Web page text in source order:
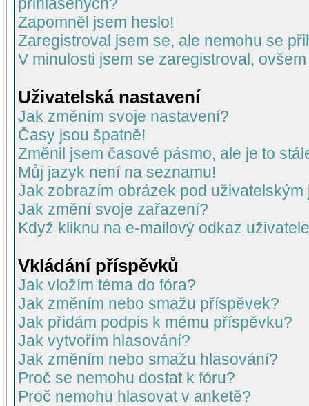
Zapomněl jsem heslo!
Zaregistroval jsem se, ale nemohu se
V minulosti jsem se zaregistroval,
Uživatelská nastavení
Jak změním svoje nastavení?
Časy jsou špatně!
Změnil jsem časové pásmo, ale je to
Můj jazyk není na seznamu!
Jak zobrazím obrázek pod uživatelským
Jak změní svoje zařazení?
Když kliknu na e-mailový odkaz
Vkládání příspěvků
Jak vložím téma do fóra?
Jak změním nebo smažu příspěvek?
Jak přidám podpis k mému příspěvku?
Jak vytvořím hlasování?
Jak změním nebo smažu hlasování?
Proč se nemohu dostat k fóru?
Proč nemohu hlasovat v anketě?